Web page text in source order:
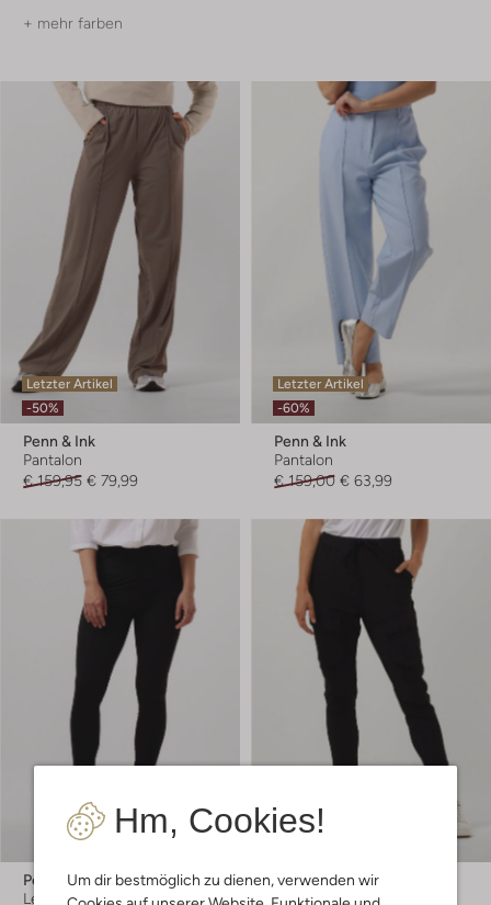
Hm, Cookies!
Um dir bestmöglich zu dienen, verwenden wir
+ mehr farben
Letzter Artikel
-50%
Penn & Ink
Pantalon
€ 159,95 € 79,99
Letzter Artikel
-60%
Penn & Ink
Pantalon
€ 159,00 € 63,99
Penn & Ink
Legging
Penn & Ink
Jogginghosen